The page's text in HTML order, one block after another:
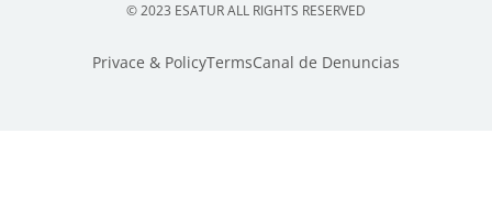
© 2023 ESATUR ALL RIGHTS RESERVED
Privace & PolicyTermsCanal de Denuncias